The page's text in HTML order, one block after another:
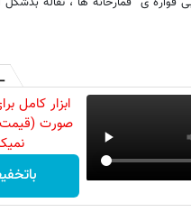
ابزار کامل
صورت (قیمت